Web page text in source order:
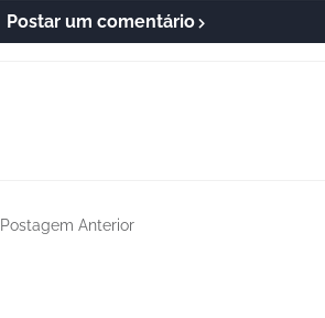
Postar um comentário
Postagem Anterior